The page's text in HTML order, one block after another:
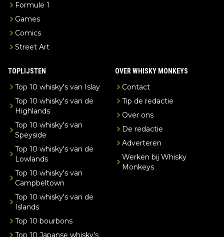
Formule 1
Games
Comics
Street Art
TOPLIJSTEN
Top 10 whisky's van Islay
Top 10 whisky's van de
Highlands
Top 10 whisky's van
Speyside
Top 10 whisky's van de
Lowlands
Top 10 whisky's van
Campbeltown
Top 10 whisky's van de
Islands
Top 10 bourbons
Top 10 Japanse whisky's
OVER WHISKY MONKEYS
Contact
Tip de redactie
Over ons
De redactie
Adverteren
Werken bij Whisky
Monkeys